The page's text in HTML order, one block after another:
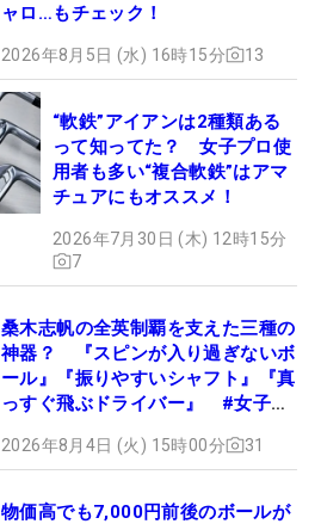
ャロ…もチェック！
2026年8月5日 (水) 16時15分 13
“軟鉄”アイアンは2種類ある
って知ってた？ 女子プロ使
用者も多い“複合軟鉄”はアマ
チュアにもオススメ！
2026年7月30日 (木) 12時15分
7
桑木志帆の全英制覇を支えた三種の
神器？ 『スピンが入り過ぎないボ
ール』『振りやすいシャフト』『真
っすぐ飛ぶドライバー』 #女子プ
2026年8月4日 (火) 15時00分 31
物価高でも7,000円前後のボールが